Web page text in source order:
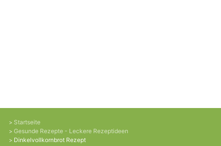
Startseite
Gesunde Rezepte - Leckere Rezeptideen
Dinkelvollkornbrot Rezept